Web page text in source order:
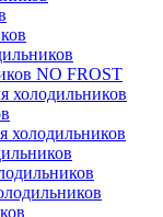
NO FROST
холодильников
холодильников